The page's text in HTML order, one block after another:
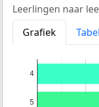
Leerlingen naar
Grafiek
Tabel
4
5